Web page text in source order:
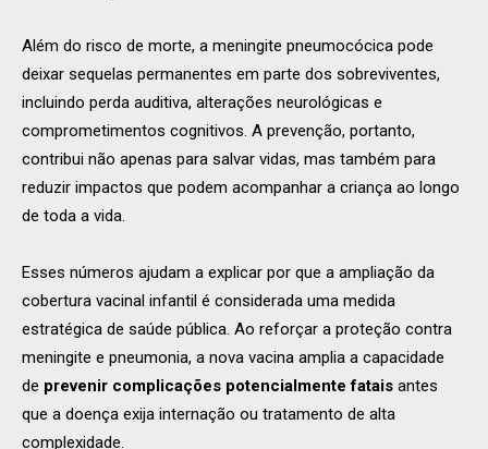
Além do risco de morte, a meningite pneumocócica pode
deixar sequelas permanentes em parte dos sobreviventes,
incluindo perda auditiva, alterações neurológicas e
comprometimentos cognitivos. A prevenção, portanto,
contribui não apenas para salvar vidas, mas também para
reduzir impactos que podem acompanhar a criança ao longo
de toda a vida.
Esses números ajudam a explicar por que a ampliação da
cobertura vacinal infantil é considerada uma medida
estratégica de saúde pública. Ao reforçar a proteção contra
meningite e pneumonia, a nova vacina amplia a capacidade
de prevenir complicações potencialmente fatais antes
que a doença exija internação ou tratamento de alta
complexidade.